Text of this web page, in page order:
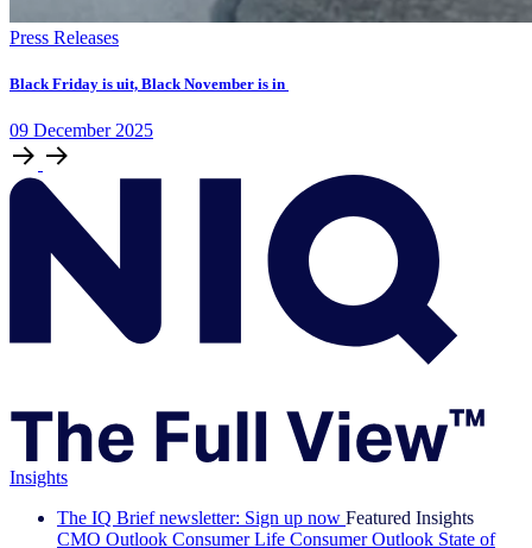
Press Releases
Black Friday is uit, Black November is in
09 December 2025
Insights
The IQ Brief newsletter: Sign up now Featured Insights
CMO Outlook Consumer Life Consumer Outlook State of